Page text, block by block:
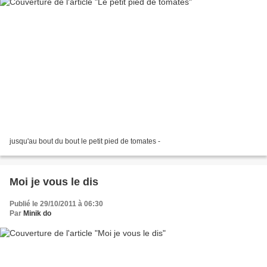
jusqu'au bout du bout le petit pied de tomates -
Moi je vous le dis
Publié le 29/10/2011 à 06:30
Par Minik do